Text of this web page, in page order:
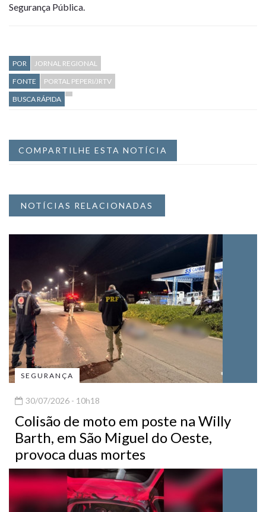
Segurança Pública.
POR
JORNAL REGIONAL
FONTE
PORTAL PEPERI/JRTV
BUSCA RÁPIDA
COMPARTILHE ESTA NOTÍCIA
NOTÍCIAS RELACIONADAS
SEGURANÇA
30/07/2026 - 10h18
Colisão de moto em poste na Willy
Barth, em São Miguel do Oeste,
provoca duas mortes